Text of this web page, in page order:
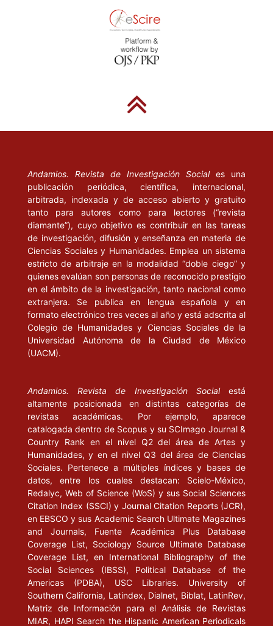
Andamios. Revista de Investigación Social es una
publicación periódica, científica, internacional,
arbitrada, indexada y de acceso abierto y gratuito
tanto para autores como para lectores (“revista
diamante”), cuyo objetivo es contribuir en las tareas
de investigación, difusión y enseñanza en materia de
Ciencias Sociales y Humanidades. Emplea un sistema
estricto de arbitraje en la modalidad “doble ciego” y
quienes evalúan son personas de reconocido prestigio
en el ámbito de la investigación, tanto nacional como
extranjera. Se publica en lengua española y en
formato electrónico tres veces al año y está adscrita al
Colegio de Humanidades y Ciencias Sociales de la
Universidad Autónoma de la Ciudad de México
(UACM).
Andamios. Revista de Investigación Socialestá
altamente posicionada en distintas categorías de
revistas académicas. Por ejemplo, aparece
catalogada dentro de Scopus y su SCImago Journal &
Country Rank en el nivel Q2 del área de Artes y
Humanidades, y en el nivel Q3 del área de Ciencias
Sociales. Pertenece a múltiples índices y bases de
datos, entre los cuales destacan: Scielo-México,
Redalyc, Web of Science (WoS) y sus Social Sciences
Citation Index (SSCI) y Journal Citation Reports (JCR),
en EBSCO y sus Academic Search Ultimate Magazines
and Journals, Fuente Académica Plus Database
Coverage List, Sociology Source Ultimate Database
Coverage List, en International Bibliography of the
Social Sciences (IBSS), Political Database of the
Americas (PDBA), USC Libraries. University of
Southern California, Latindex, Dialnet, Biblat, LatinRev,
Matriz de Información para el Análisis de Revistas
MIAR, HAPI Search the Hispanic American Periodicals